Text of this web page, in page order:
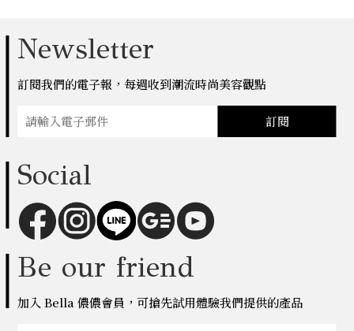
Newsletter
訂閱我們的電子報，每週收到潮流時尚美容觀點
訂閱
Social
Be our friend
加入 Bella 儂儂會員，可搶先試用體驗我們提供的產品